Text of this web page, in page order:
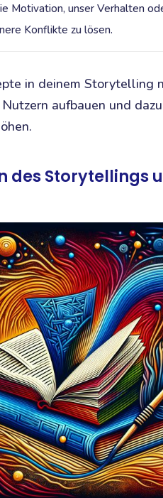
Motivation, unser Verhalten
Konflikte zu lösen.
in deinem Storytelling
aufbauen und
des Storytellings